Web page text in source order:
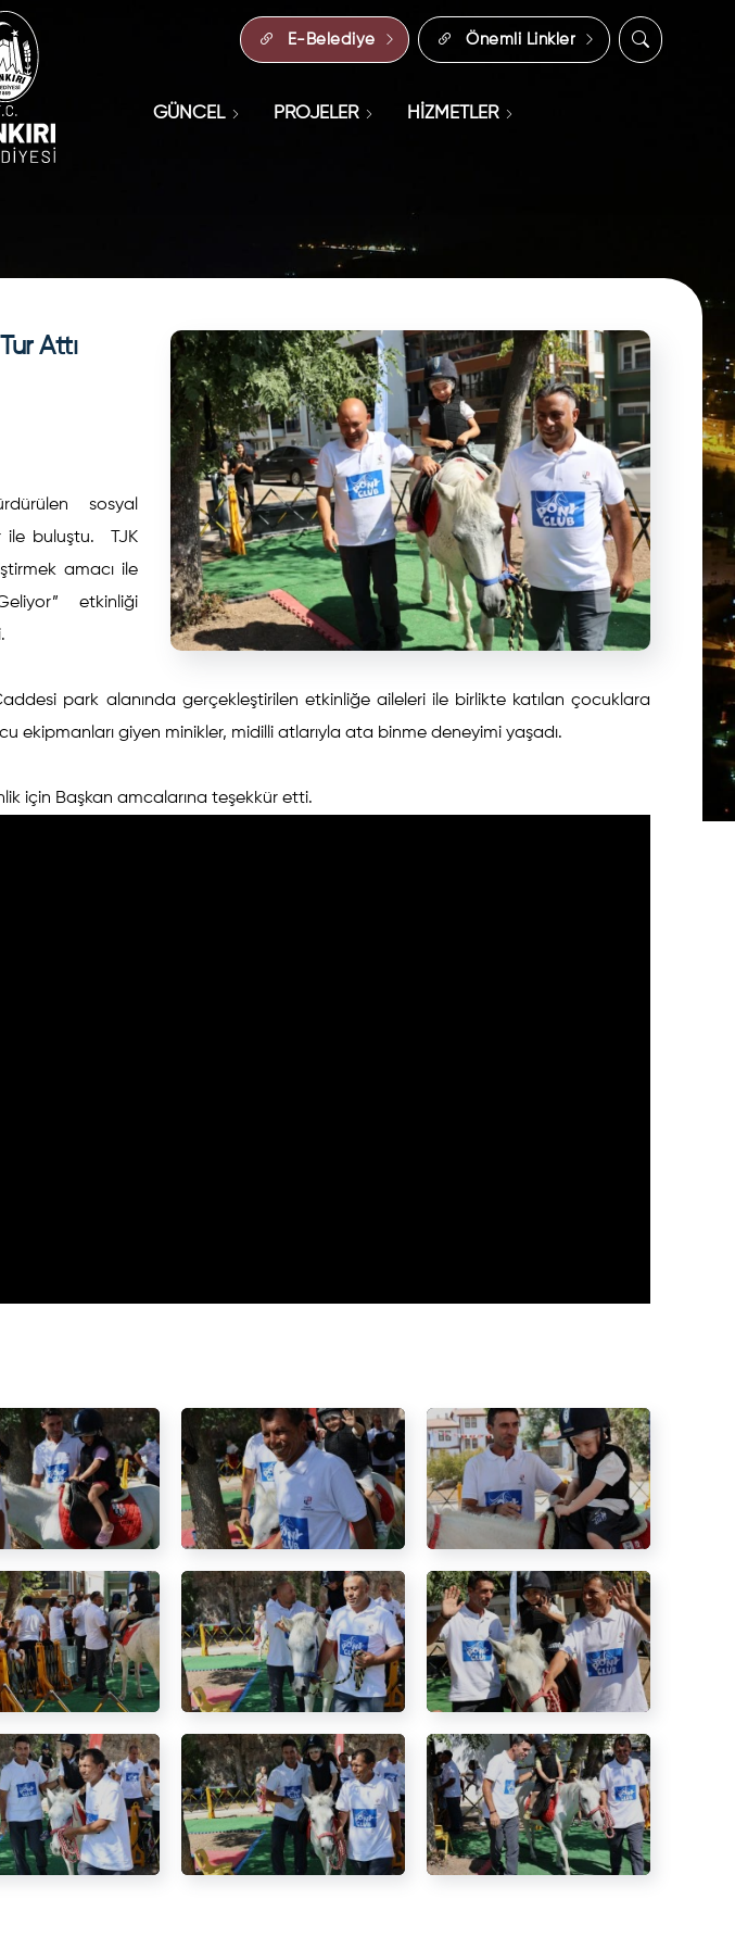
E-Belediye Önemli Linkler
GÜNCEL PROJELER HİZMETLER
Attı
sosyal
ile buluştu. TJK
amacı ile
etkinliği
park alanında gerçekleştirilen etkinliğe aileleri ile birlikte katılan çocuklara
ekipmanları giyen minikler, midilli atlarıyla ata binme deneyimi yaşadı.
için Başkan amcalarına teşekkür etti.